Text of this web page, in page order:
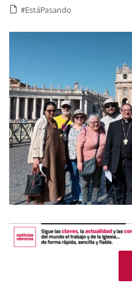
#EstáPasando